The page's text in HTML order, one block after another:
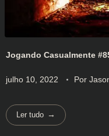
Jogando Casualmente
julho 10, 2022 Por
Ler tudo